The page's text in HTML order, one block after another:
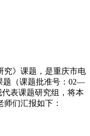
究》课题，是重庆市电
题（课题批准号：02—
表课题研究组，将本
们汇报如下：